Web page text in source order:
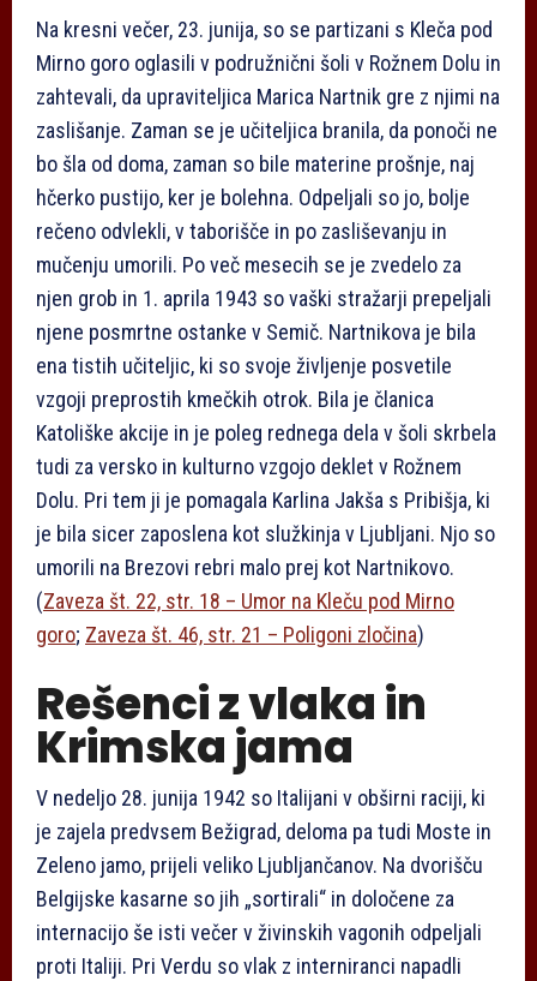
Na kresni večer, 23. junija, so se partizani s Kleča pod
Mirno goro oglasili v podružnični šoli v Rožnem Dolu in
zahtevali, da upraviteljica Marica Nartnik gre z njimi na
zaslišanje. Zaman se je učiteljica branila, da ponoči ne
bo šla od doma, zaman so bile materine prošnje, naj
hčerko pustijo, ker je bolehna. Odpeljali so jo, bolje
rečeno odvlekli, v taborišče in po zasliševanju in
mučenju umorili. Po več mesecih se je zvedelo za
njen grob in 1. aprila 1943 so vaški stražarji prepeljali
njene posmrtne ostanke v Semič. Nartnikova je bila
ena tistih učiteljic, ki so svoje življenje posvetile
vzgoji preprostih kmečkih otrok. Bila je članica
Katoliške akcije in je poleg rednega dela v šoli skrbela
tudi za versko in kulturno vzgojo deklet v Rožnem
Dolu. Pri tem ji je pomagala Karlina Jakša s Pribišja, ki
je bila sicer zaposlena kot služkinja v Ljubljani. Njo so
umorili na Brezovi rebri malo prej kot Nartnikovo.
(Zaveza št. 22, str. 18 – Umor na Kleču pod Mirno
goro; Zaveza št. 46, str. 21 – Poligoni zločina)
Rešenci z vlaka in
Krimska jama
V nedeljo 28. junija 1942 so Italijani v obširni raciji, ki
je zajela predvsem Bežigrad, deloma pa tudi Moste in
Zeleno jamo, prijeli veliko Ljubljančanov. Na dvorišču
Belgijske kasarne so jih „sortirali“ in določene za
internacijo še isti večer v živinskih vagonih odpeljali
proti Italiji. Pri Verdu so vlak z interniranci napadli